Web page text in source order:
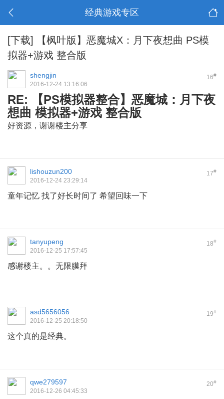
经典游戏专区
[下载]
【枫叶版】恶魔城X：月下夜想曲 PS模
拟器+游戏 整合版
16#
shengjin
2016-12-24 13:16:06
RE: 【PS模拟器整合】恶魔城：月下夜
想曲 模拟器+游戏 整合版
好资源，谢谢楼主分享
17#
lishouzun200
2016-12-24 23:29:14
童年记忆 找了好长时间了 希望回味一下
18#
tanyupeng
2016-12-25 17:57:45
感谢楼主。。无限膜拜
19#
asd5656056
2016-12-25 20:18:50
这个真的是经典。
20#
qwe279597
2016-12-26 04:45:33